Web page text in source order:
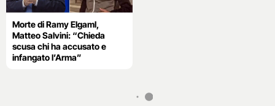
Morte di Ramy Elgaml,
Matteo Salvini: “Chieda
scusa chi ha accusato e
infangato l’Arma”